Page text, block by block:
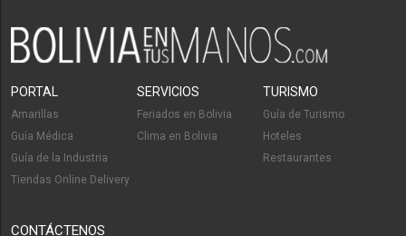
PORTAL
Amarillas
Guía Médica
Guía de la Industria
Tiendas Online Delivery
SERVICIOS
Feriados en Bolivia
Clima en Bolivia
TURISMO
Guía de Turismo
Hoteles
Restaurantes
CONTÁCTENOS